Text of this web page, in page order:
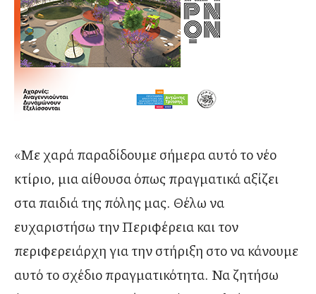
«Με χαρά παραδίδουμε σήμερα αυτό το νέο
κτίριο, μια αίθουσα όπως πραγματικά αξίζει
στα παιδιά της πόλης μας. Θέλω να
ευχαριστήσω την Περιφέρεια και τον
περιφερειάρχη για την στήριξη στο να κάνουμε
αυτό το σχέδιο πραγματικότητα. Να ζητήσω